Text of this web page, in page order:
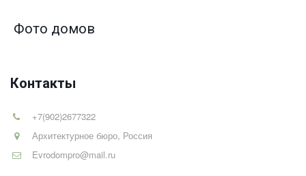
Фото домов
Контакты
+7(902)2677322
Архитектурное бюро, Россия
Evrodompro@mail.ru